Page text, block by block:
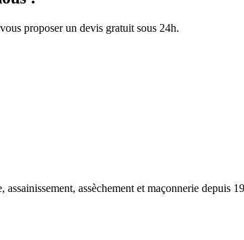
proposer un devis gratuit sous 24h.
assèchement et maçonnerie depuis